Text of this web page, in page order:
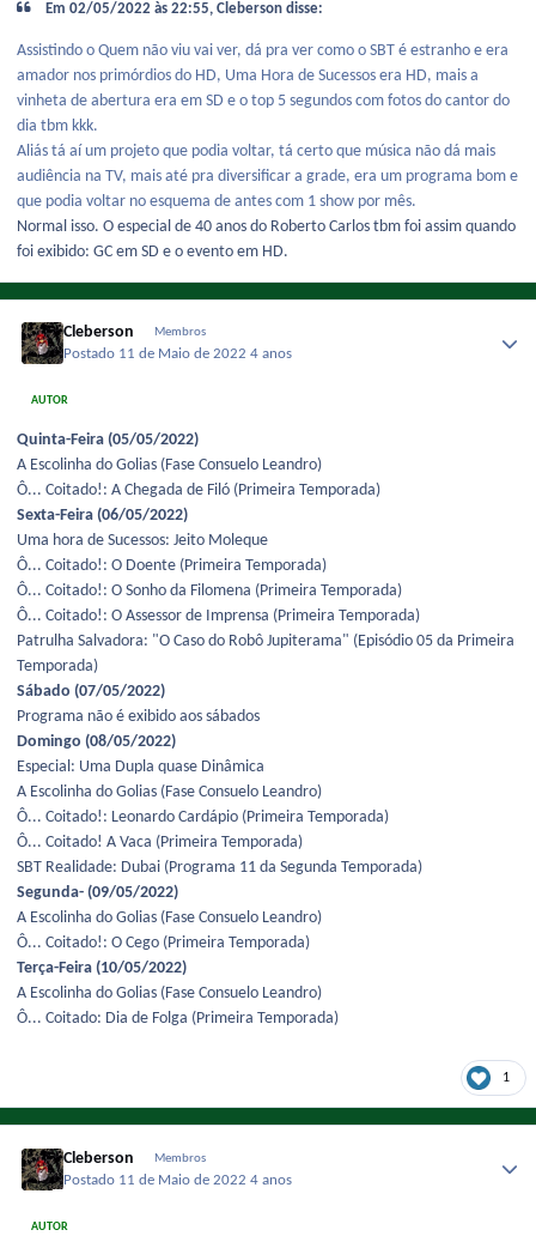
Em 02/05/2022 às 22:55, Cleberson disse:
Assistindo o Quem não viu vai ver, dá pra ver como o SBT é estranho e era
amador nos primórdios do HD, Uma Hora de Sucessos era HD, mais a
vinheta de abertura era em SD e o top 5 segundos com fotos do cantor do
dia tbm kkk.
Aliás tá aí um projeto que podia voltar, tá certo que música não dá mais
audiência na TV, mais até pra diversificar a grade, era um programa bom e
que podia voltar no esquema de antes com 1 show por mês.
Normal isso. O especial de 40 anos do Roberto Carlos tbm foi assim quando
foi exibido: GC em SD e o evento em HD.
Cleberson Membros
Postado 11 de Maio de 20224 anos
AUTOR
Quinta-Feira (05/05/2022)
A Escolinha do Golias (Fase Consuelo Leandro)
Ô... Coitado!: A Chegada de Filó (Primeira Temporada)
Sexta-Feira (06/05/2022)
Uma hora de Sucessos: Jeito Moleque
Ô... Coitado!: O Doente (Primeira Temporada)
Ô... Coitado!: O Sonho da Filomena (Primeira Temporada)
Ô... Coitado!: O Assessor de Imprensa (Primeira Temporada)
Patrulha Salvadora: "O Caso do Robô Jupiterama" (Episódio 05 da Primeira
Temporada)
Sábado (07/05/2022)
Programa não é exibido aos sábados
Domingo (08/05/2022)
Especial: Uma Dupla quase Dinâmica
A Escolinha do Golias (Fase Consuelo Leandro)
Ô... Coitado!: Leonardo Cardápio (Primeira Temporada)
Ô... Coitado! A Vaca (Primeira Temporada)
SBT Realidade: Dubai (Programa 11 da Segunda Temporada)
Segunda- (09/05/2022)
A Escolinha do Golias (Fase Consuelo Leandro)
Ô... Coitado!: O Cego (Primeira Temporada)
Terça-Feira (10/05/2022)
A Escolinha do Golias (Fase Consuelo Leandro)
Ô... Coitado: Dia de Folga (Primeira Temporada)
1
Cleberson Membros
Postado 11 de Maio de 20224 anos
AUTOR